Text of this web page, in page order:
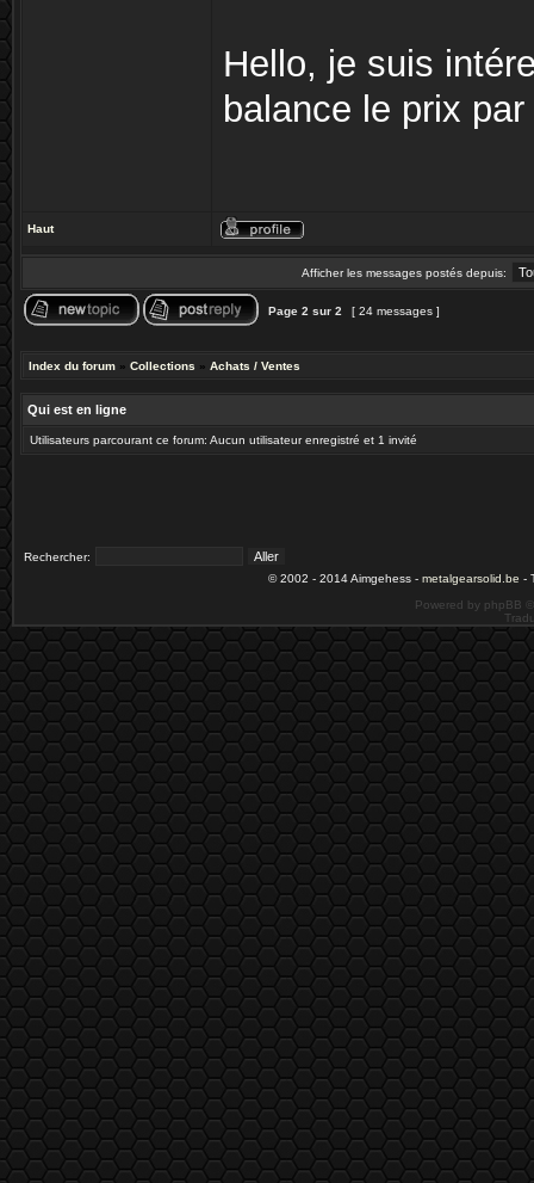
Hello, je suis
balance le prix
Haut
Afficher les messages postés depuis:
Page 2 sur 2 [ 24 messages ]
Index du forum » Collections » Achats / Ventes
Qui est en ligne
Utilisateurs parcourant ce forum: Aucun utilisateur enregistré et 1 invité
Rechercher:
© 2002 - 2014 Aimgehess - metalgearsolid.be -
Powered by phpBB